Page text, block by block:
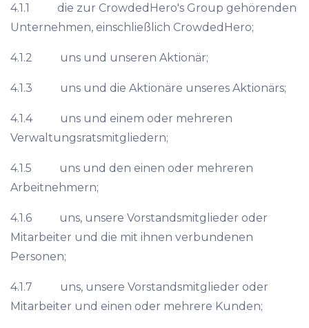
4.1.1 die zur CrowdedHero's Group gehörenden
Unternehmen, einschließlich CrowdedHero;
4.1.2 uns und unseren Aktionär;
4.1.3 uns und die Aktionäre unseres Aktionärs;
4.1.4 uns und einem oder mehreren
Verwaltungsratsmitgliedern;
4.1.5 uns und den einen oder mehreren
Arbeitnehmern;
4.1.6 uns, unsere Vorstandsmitglieder oder
Mitarbeiter und die mit ihnen verbundenen
Personen;
4.1.7 uns, unsere Vorstandsmitglieder oder
Mitarbeiter und einen oder mehrere Kunden;